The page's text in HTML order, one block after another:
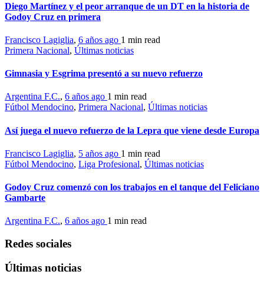
Diego Martínez y el peor arranque de un DT en la historia de
Godoy Cruz en primera
Francisco Lagiglia, 6 años ago 1 min read
Primera Nacional, Últimas noticias
Gimnasia y Esgrima presentó a su nuevo refuerzo
Argentina F.C., 6 años ago 1 min read
Fútbol Mendocino, Primera Nacional, Últimas noticias
Así juega el nuevo refuerzo de la Lepra que viene desde Europa
Francisco Lagiglia, 5 años ago 1 min read
Fútbol Mendocino, Liga Profesional, Últimas noticias
Godoy Cruz comenzó con los trabajos en el tanque del Feliciano
Gambarte
Argentina F.C., 6 años ago 1 min read
Redes sociales
Últimas noticias